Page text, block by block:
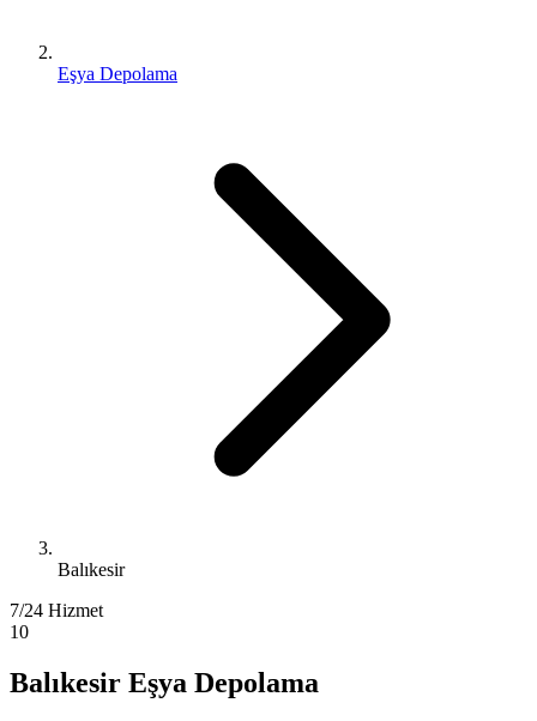
Eşya Depolama
Balıkesir
7/24 Hizmet
10
Balıkesir Eşya Depolama